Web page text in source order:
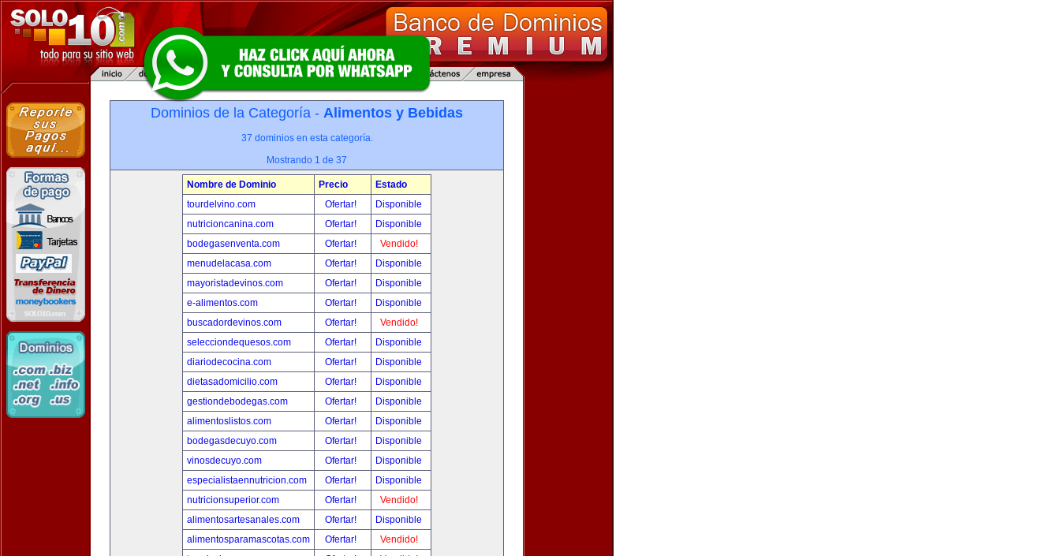
Dominios de la Categoría - Alimentos y Bebidas
37 dominios en esta categoría.
Mostrando 1 de 37
Nombre de Dominio Precio
Estado
tourdelvino.com
Ofertar!
Disponible
nutricioncanina.com
Ofertar!
Disponible
bodegasenventa.com
Ofertar!
Vendido!
menudelacasa.com
Ofertar!
Disponible
mayoristadevinos.com
Ofertar!
Disponible
e-alimentos.com
Ofertar!
Disponible
buscadordevinos.com
Ofertar!
Vendido!
selecciondequesos.com
Ofertar!
Disponible
diariodecocina.com
Ofertar!
Disponible
dietasadomicilio.com
Ofertar!
Disponible
gestiondebodegas.com
Ofertar!
Disponible
alimentoslistos.com
Ofertar!
Disponible
bodegasdecuyo.com
Ofertar!
Disponible
vinosdecuyo.com
Ofertar!
Disponible
especialistaennutricion.com
Ofertar!
Disponible
nutricionsuperior.com
Ofertar!
Vendido!
alimentosartesanales.com
Ofertar!
Disponible
alimentosparamascotas.com
Ofertar!
Vendido!